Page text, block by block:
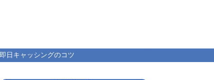
即日キャッシングのコツ